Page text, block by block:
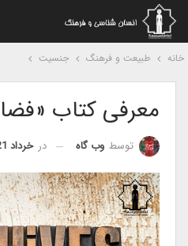
طبیعت و فرهنگ جنسیت
معرفی کتاب
توسطوب گاه درخرداد 21, 1397